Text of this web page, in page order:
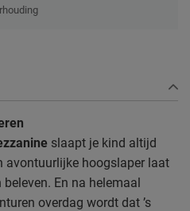
slaapt je kind altijd
avontuurlijke hoogslaper laat
En na helemaal
overdag wordt dat ’s